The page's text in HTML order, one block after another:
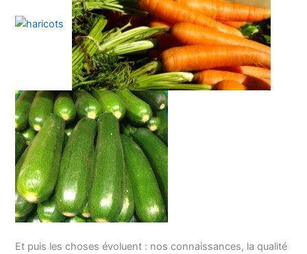
Et puis les choses évoluent : nos connaissances, la qualité